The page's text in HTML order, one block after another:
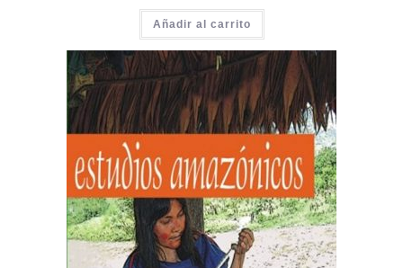
Añadir al carrito